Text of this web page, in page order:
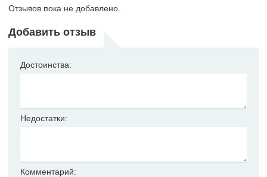
Отзывов пока не добавлено.
Добавить отзыв
Достоинства:
Недостатки:
Комментарий: